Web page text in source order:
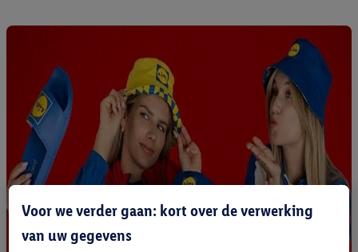
Voor we verder gaan: kort over de verwerking
van uw gegevens